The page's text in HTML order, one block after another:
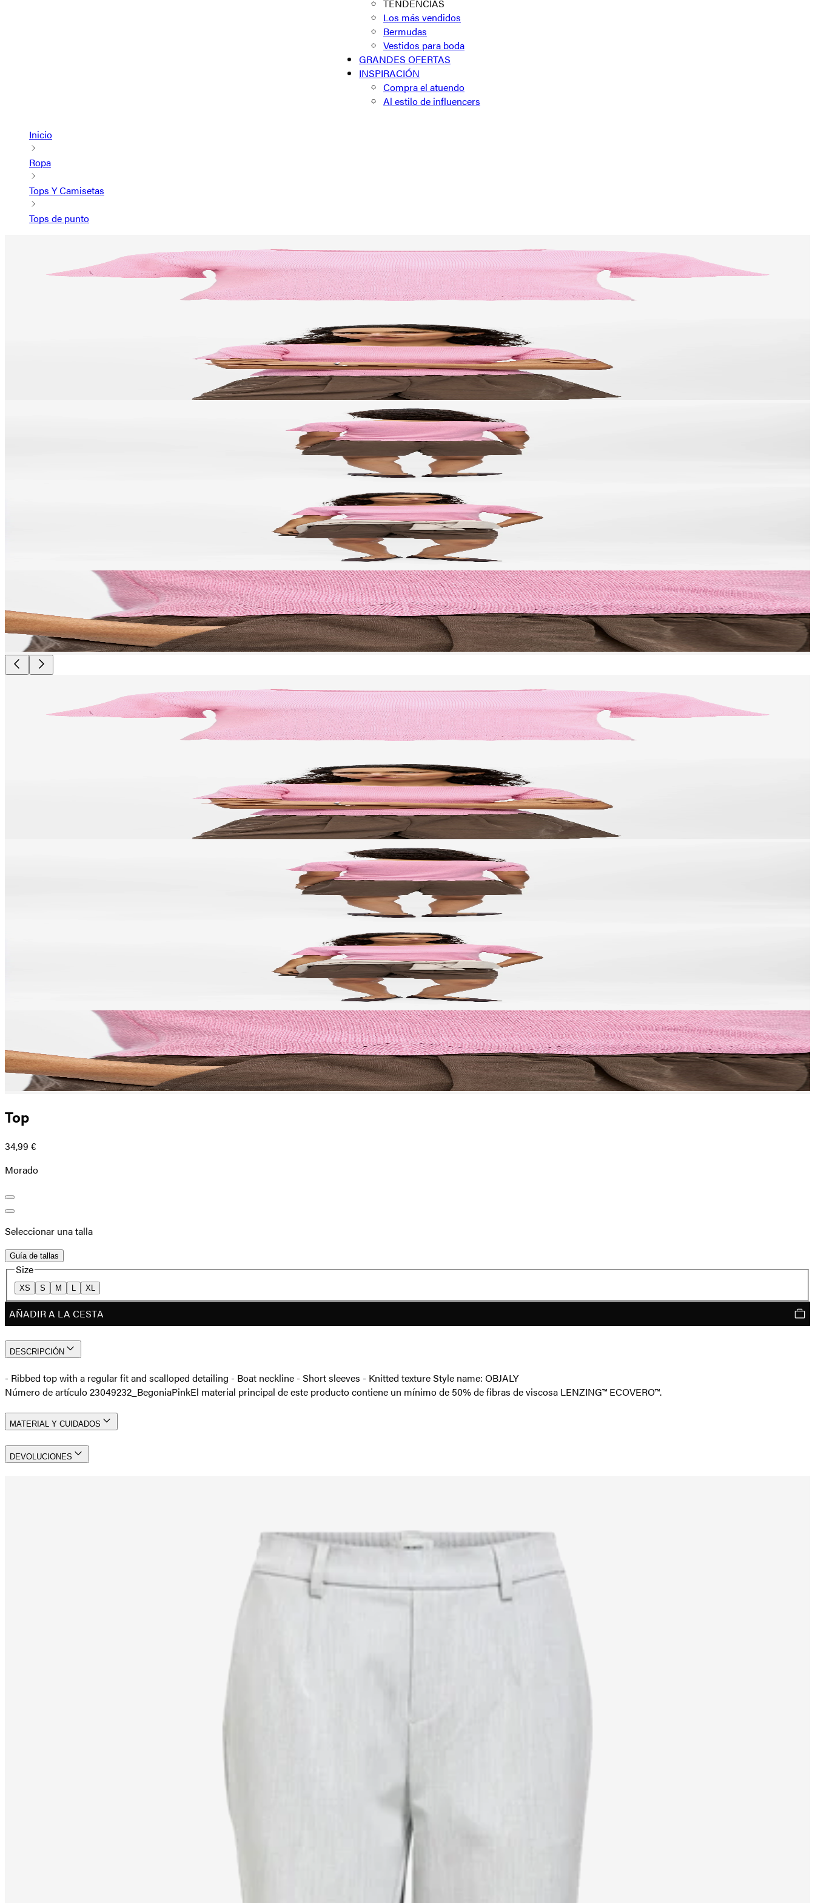
TENDENCIAS
Los más vendidos
Bermudas
Vestidos para boda
GRANDES OFERTAS
INSPIRACIÓN
Compra el atuendo
Al estilo de influencers
Inicio
Ropa
Tops Y Camisetas
Tops de punto
Top
34,99 €
Morado
Seleccionar una talla
Guía de tallas
Size
XS S M L XL
AÑADIR A LA CESTA
DESCRIPCIÓN
- Ribbed top with a regular fit and scalloped detailing - Boat neckline - Short sleeves - Knitted texture Style name: OBJALY
Número de artículo 23049232_BegoniaPinkEl material principal de este producto contiene un mínimo de 50% de fibras de viscosa LENZING™ ECOVERO™.
MATERIAL Y CUIDADOS
DEVOLUCIONES